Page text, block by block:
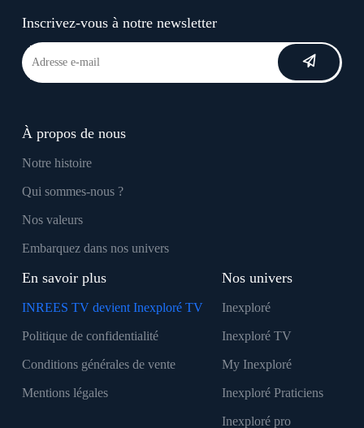
Inscrivez-vous à notre newsletter
À propos de nous
Notre histoire
Qui sommes-nous ?
Nos valeurs
Embarquez dans nos univers
En savoir plus
INREES TV devient Inexploré TV
Politique de confidentialité
Conditions générales de vente
Mentions légales
Nos univers
Inexploré
Inexploré TV
My Inexploré
Inexploré Praticiens
Inexploré pro